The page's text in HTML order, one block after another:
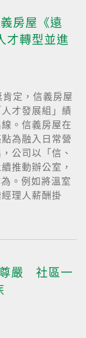
房屋《遠
才轉型並進
定，信義房屋
才發展組」績
。信義房屋在
為融入日常營
公司以「信、
推動辦公室，
。例如將溫室
理人薪酬掛
嚴 社區一